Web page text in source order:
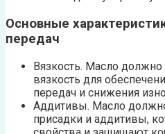
Основные
передач
Вязкость. Масло
вязкость для
передач и снижения
Аддитивы. Масло
присадки и аддитивы,